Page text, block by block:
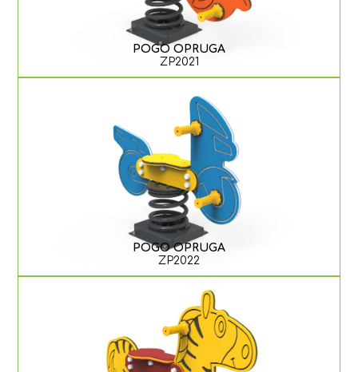
POGO OPRUGA
ZP2021
POGO OPRUGA
ZP2022